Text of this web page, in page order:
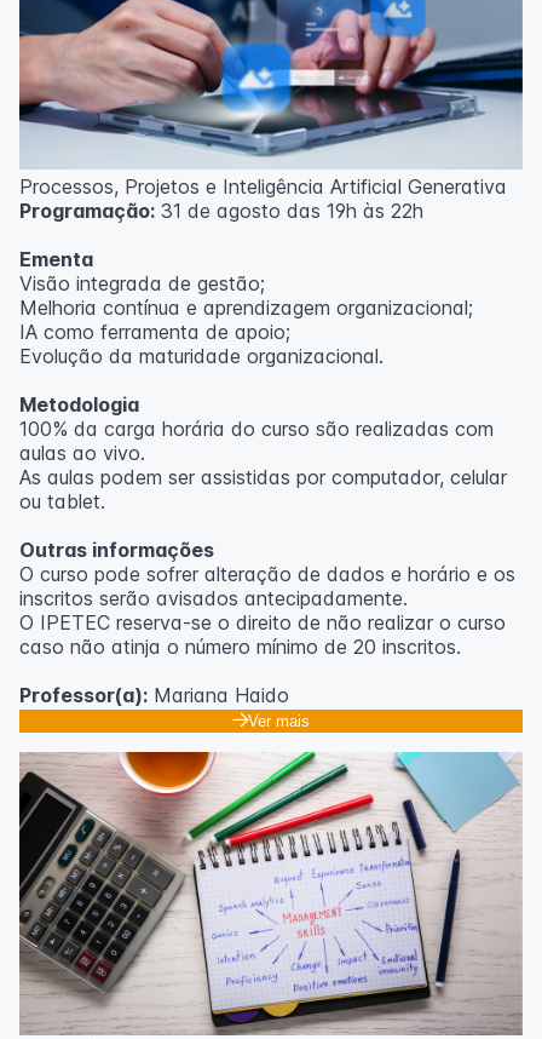
Processos, Projetos e Inteligência Artificial Generativa
Programação: 31 de agosto das 19h às 22h
Ementa
Visão integrada de gestão;
Melhoria contínua e aprendizagem organizacional;
IA como ferramenta de apoio;
Evolução da maturidade organizacional.
Metodologia
100% da carga horária do curso são realizadas com
aulas ao vivo.
As aulas podem ser assistidas por computador, celular
ou tablet.
Outras informações
O curso pode sofrer alteração de dados e horário e os
inscritos serão avisados ​​antecipadamente.
O IPETEC reserva-se o direito de não realizar o curso
caso não atinja o número mínimo de 20 inscritos.
Professor(a): Mariana Haido
Ver mais